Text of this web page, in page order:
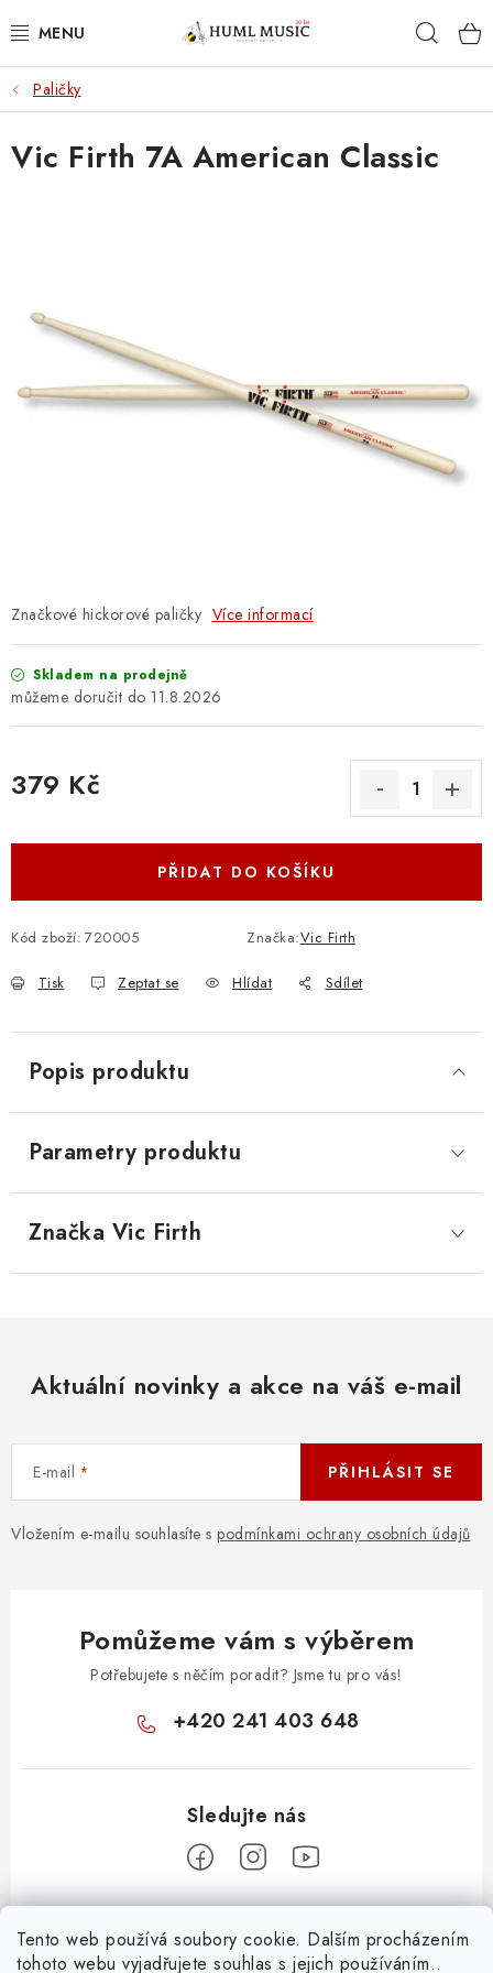
Tento web používá soubory cookie. Dalším procházením
tohoto webu vyjadřujete souhlas s jejich používáním..
na
KYTARY
UKULELE
BICÍ
KONTAKTY
O E-SHOPU
OBCHODNÍ PODMÍNKY
ODSTOUPENÍ OD SMLOUVY
ZÁSADY ZPRACOVÁNÍ OSOBNÍCH ÚDAJŮ
KONTAKTY O E-SHOPU
BLOG
OBCHODNÍ PODMÍNKY
ODSTOUPENÍ OD SMLOUVY
Paličky
Značkové hickorové paličky Více informací
Skladem na prodejně
11.8.2026
379 Kč
PŘIDAT DO KOŠÍKU
Kód zboží: 720005 Značka:Vic Firth
Tisk Zeptat se Hlídat Sdílet
Vic Firth 7A American Classic
Popis produktu
Parametry produktu
Značka Vic Firth
Aktuální novinky a akce na váš e-mail
E-mail
Vložením e-mailu souhlasíte s podmínkami ochrany osobních údajů
PŘIHLÁSIT SE
Pomůžeme vám s výběrem
Potřebujete s něčím poradit? Jsme tu pro vás!
+420 241 403 648
Z